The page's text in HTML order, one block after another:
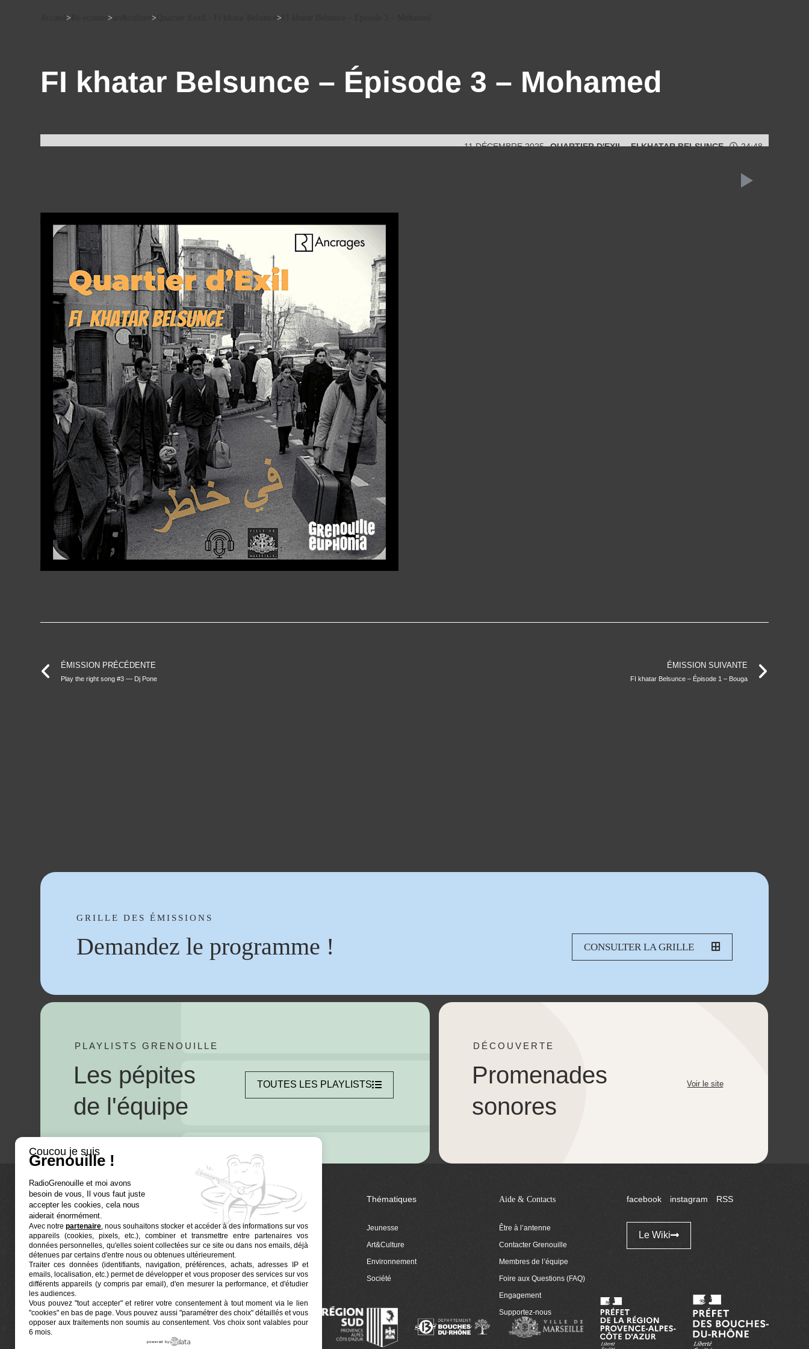
> > > >
FI khatar Belsunce – Épisode 3 – Mohamed
11 DÉCEMBRE 2025 QUARTIER D'EXIL - FI KHATAR BELSUNCE 24:48
ÉMISSION PRÉCÉDENTE
Play the right song #3 — Dj Pone
ÉMISSION SUIVANTE
FI khatar Belsunce – Épisode 1 – Bouga
GRILLE DES ÉMISSIONS
Demandez le programme ! CONSULTER LA GRILLE
PLAYLISTS GRENOUILLE
Les pépites
de l'équipe
TOUTES LES PLAYLISTS
DÉCOUVERTE
Promenades
sonores
Voir le site
Euphonia est le partenaire producteur de Radio
Grenouille, radio associative marseillaise.
Locaux situés à la Friche Belle de Mai
41, rue Jobin — 13003 Marseille
La radio
Ré-écouter
Actualités
Programmation
Grenouille Euphonia
Thématiques
Jeunesse
Art&Culture
Environnement
Société
Aide & Contacts
Être à l’antenne
Contacter Grenouille
Membres de l’équipe
Foire aux Questions (FAQ)
Engagement
Supportez-nous
facebook instagram RSS
Le Wiki
Coucou je suis
Grenouille !
RadioGrenouille et moi avons
besoin de vous, Il vous faut juste
accepter les cookies, cela nous
aiderait énormément.
Avec notrepartenaire, nous souhaitons stocker et accéder à des informations sur vos
appareils (cookies, pixels, etc.), combiner et transmettre entre partenaires vos
données personnelles, qu'elles soient collectées sur ce site ou dans nos emails, déjà
détenues par certains d'entre nous ou obtenues ultérieurement.
Traiter ces données (identifiants, navigation, préférences, achats, adresses IP et
emails, localisation, etc.) permet de développer et vous proposer des services sur vos
différents appareils (y compris par email), d'en mesurer la performance, et d'étudier
les audiences.
Vous pouvez "tout accepter" et retirer votre consentement à tout moment via le lien
"cookies" en bas de page. Vous pouvez aussi "paramétrer des choix" détaillés et vous
opposer aux traitements non soumis au consentement. Vos choix sont valables pour
6 mois.
powered by